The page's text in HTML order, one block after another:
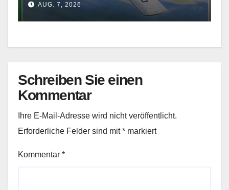
AUG. 7, 2026
Schreiben Sie einen
Kommentar
Ihre E-Mail-Adresse wird nicht veröffentlicht.
Erforderliche Felder sind mit* markiert
Kommentar *